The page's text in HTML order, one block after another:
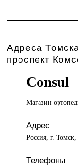
Адреса
проспект
Consul
Магазин
Адрес
Россия, г.
Телефоны